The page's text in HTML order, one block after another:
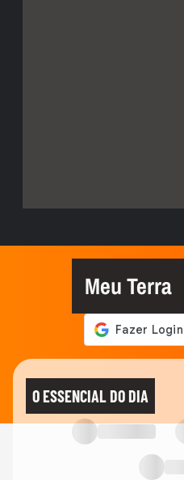
Meu Terra
O ESSENCIAL DO DIA